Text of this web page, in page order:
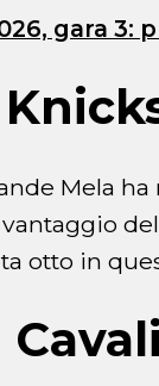
gara 3:
Mela
otto in